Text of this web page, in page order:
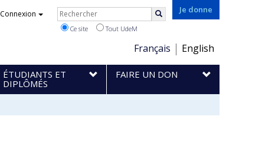
Je donne
Choix
de
la
langue
Français English
Connexion Rechercher
Ce site Tout UdeM
ÉTUDIANTS ET
DIPLÔMÉS
FAIRE UN DON